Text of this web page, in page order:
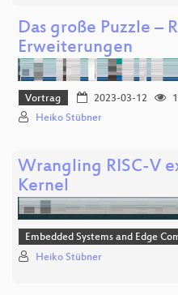
Das große Puzzle –
Erweiterungen
Vortrag 2023-03-12
Heiko Stübner
Wrangling RISC-V
Kernel
Embedded Systems and Edge
Heiko Stübner